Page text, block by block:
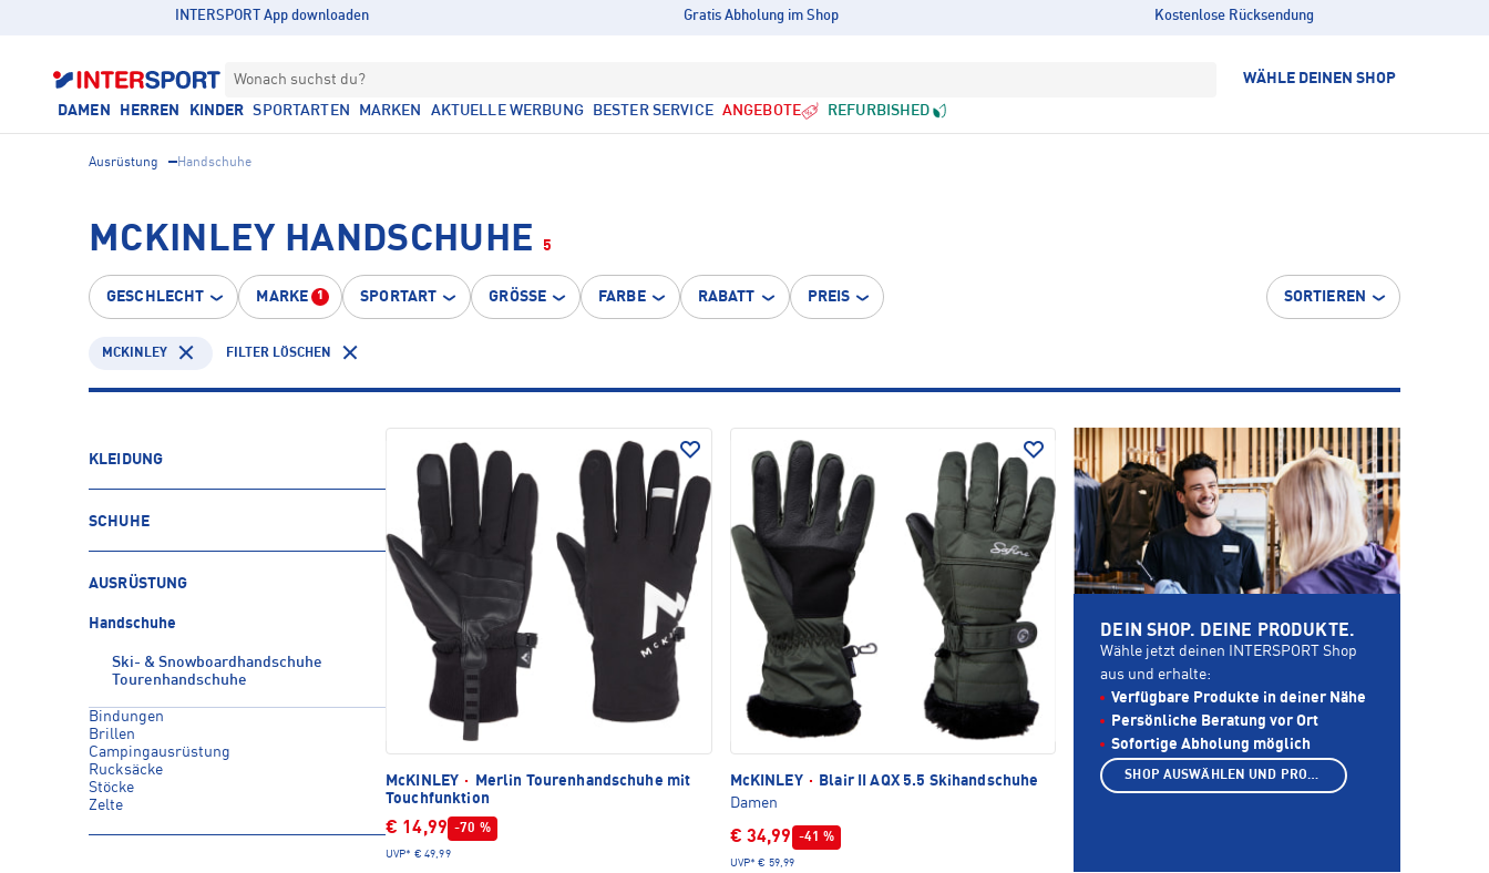
INTERSPORT App downloaden Gratis Abholung im Shop Kostenlose Rücksendung
Wonach suchst du? WÄHLE DEINEN SHOP
DAMEN HERREN KINDER SPORTARTEN MARKEN AKTUELLE WERBUNG BESTER SERVICE ANGEBOTE REFURBISHED
Ausrüstung Handschuhe
MCKINLEY HANDSCHUHE 5
GESCHLECHT MARKE 1 SPORTART GRÖSSE FARBE RABATT PREIS SORTIEREN
MCKINLEY FILTER LÖSCHEN
KLEIDUNG
SCHUHE
AUSRÜSTUNG
Handschuhe
Ski- & Snowboardhandschuhe
Tourenhandschuhe
Bindungen
Brillen
Campingausrüstung
Rucksäcke
Stöcke
Zelte
McKINLEY ·
Merlin Tourenhandschuhe mit
Touchfunktion
€ 14,99 -70 %
UVP* € 49,99
McKINLEY ·
Blair II AQX 5.5 Skihandschuhe
Damen
€ 34,99 -41 %
UVP* € 59,99
DEIN SHOP. DEINE PRODUKTE.
Wähle jetzt deinen INTERSPORT Shop
aus und erhalte:
Verfügbare Produkte in deiner Nähe
Persönliche Beratung vor Ort
Sofortige Abholung möglich
SHOP AUSWÄHLEN UND PRODUKTE ANZEIGEN